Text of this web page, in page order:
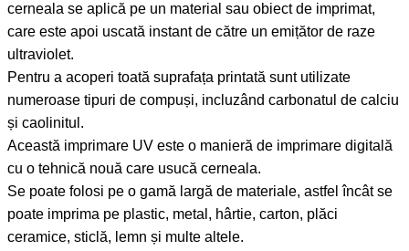
cerneala se aplică pe un material sau obiect de imprimat,
care este apoi uscată instant de către un emițător de raze
ultraviolet.
Pentru a acoperi toată suprafața printată sunt utilizate
numeroase tipuri de compuși, incluzând carbonatul de calciu
și caolinitul.
Această imprimare UV este o manieră de imprimare digitală
cu o tehnică nouă care usucă cerneala.
Se poate folosi pe o gamă largă de materiale, astfel încât se
poate imprima pe plastic, metal, hârtie, carton, plăci
ceramice, sticlă, lemn și multe altele.